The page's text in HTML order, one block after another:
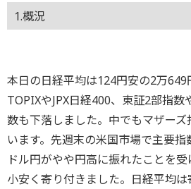
1.概況
本日の日経平均は124円安の2万649
TOPIXやJPX日経400、東証2部指
数も下落しました。中でもマザー
います。先週末の米国市場で主要指
ドル円がやや円高に振れたことを
小安く寄り付きました。日経平均